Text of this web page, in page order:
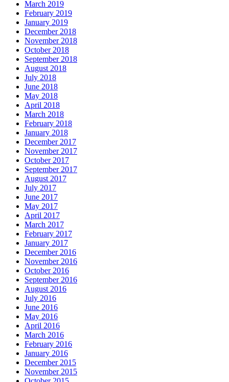
March 2019
February 2019
January 2019
December 2018
November 2018
October 2018
September 2018
August 2018
July 2018
June 2018
May 2018
April 2018
March 2018
February 2018
January 2018
December 2017
November 2017
October 2017
September 2017
August 2017
July 2017
June 2017
May 2017
April 2017
March 2017
February 2017
January 2017
December 2016
November 2016
October 2016
September 2016
August 2016
July 2016
June 2016
May 2016
April 2016
March 2016
February 2016
January 2016
December 2015
November 2015